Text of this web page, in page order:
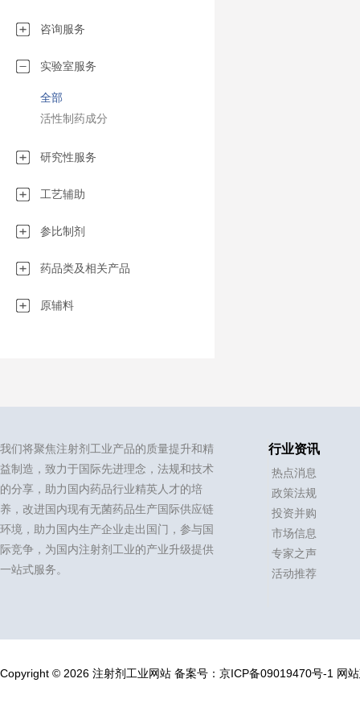
咨询服务
实验室服务
全部
活性制药成分
研究性服务
工艺辅助
参比制剂
药品类及相关产品
原辅料
我们将聚焦注射剂工业产品的质量提升和精
益制造，致力于国际先进理念，法规和技术
的分享，助力国内药品行业精英人才的培
养，改进国内现有无菌药品生产国际供应链
环境，助力国内生产企业走出国门，参与国
际竞争，为国内注射剂工业的产业升级提供
一站式服务。
行业资讯
热点消息
政策法规
投资并购
市场信息
专家之声
活动推荐
Copyright © 2026 注射剂工业网站 备案号： 京ICP备09019470号-1 网